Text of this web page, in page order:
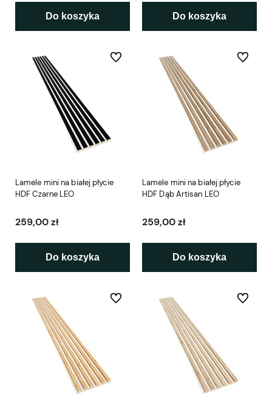
Do koszyka Do koszyka
Lamele mini na białej płycie
HDF Czarne LEO
259,00 zł
Do koszyka
Do ulubionych
Lamele mini na białej płycie
HDF Dąb Artisan LEO
259,00 zł
Do koszyka
Do
Do ulubionych Do